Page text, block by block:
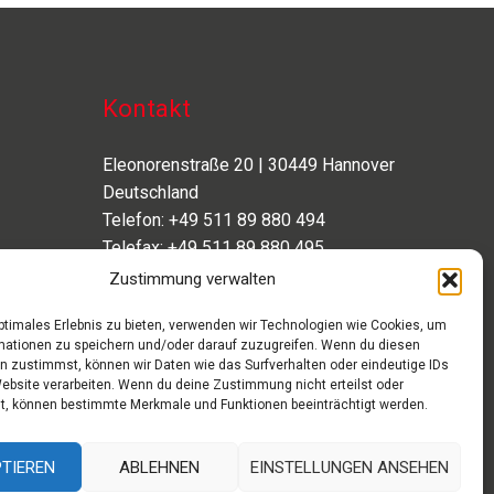
Zustimmung verwalten
Erlebnis zu bieten, verwenden wir Technologien wie Cookies, um
zu speichern und/oder darauf zuzugreifen. Wenn du diesen
zustimmst, können wir Daten wie das Surfverhalten oder eindeutige IDs
verarbeiten. Wenn du deine Zustimmung nicht erteilst oder
können bestimmte Merkmale und Funktionen beeinträchtigt werden.
ABLEHNEN EINSTELLUNGEN ANSEHEN
Kontakt
Eleonorenstraße 20 | 30449 Hannover
Deutschland
Telefon: +49 511 89 880 494
Telefax: +49 511 89 880 495
Montag – Freitag | 9.00 – 17.00 Uhr